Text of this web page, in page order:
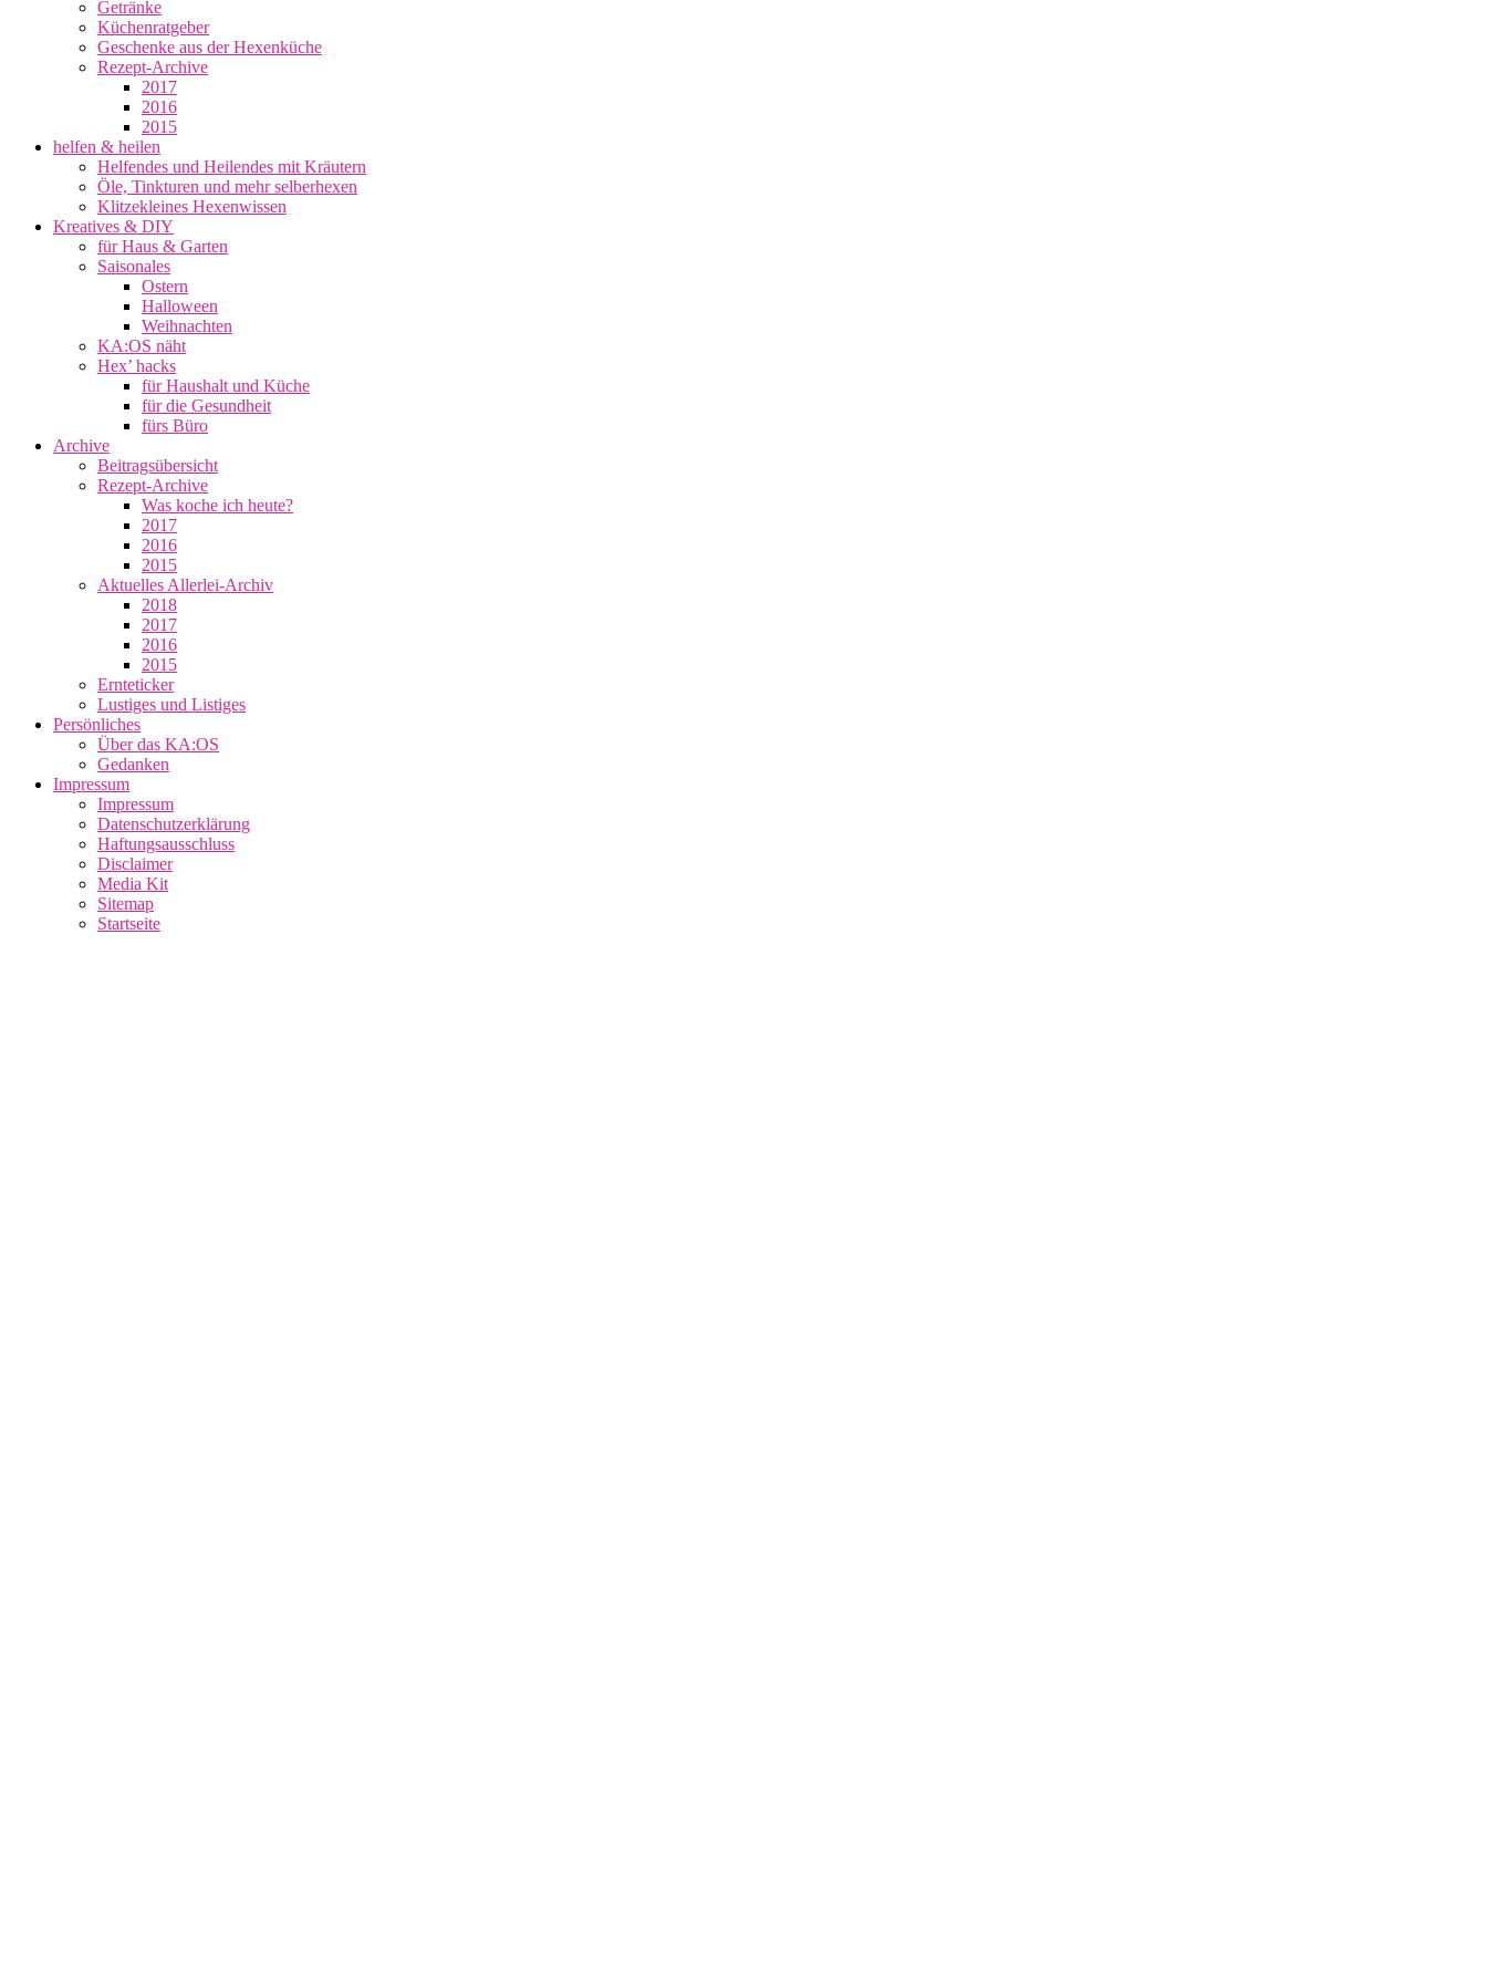
Getränke
Küchenratgeber
Geschenke aus der Hexenküche
Rezept-Archive
2017
2016
2015
helfen & heilen
Helfendes und Heilendes mit Kräutern
Öle, Tinkturen und mehr selberhexen
Klitzekleines Hexenwissen
Kreatives & DIY
für Haus & Garten
Saisonales
Ostern
Halloween
Weihnachten
KA:OS näht
Hex’ hacks
für Haushalt und Küche
für die Gesundheit
fürs Büro
Archive
Beitragsübersicht
Rezept-Archive
Was koche ich heute?
2017
2016
2015
Aktuelles Allerlei-Archiv
2018
2017
2016
2015
Ernteticker
Lustiges und Listiges
Persönliches
Über das KA:OS
Gedanken
Impressum
Impressum
Datenschutzerklärung
Haftungsausschluss
Disclaimer
Media Kit
Sitemap
Startseite